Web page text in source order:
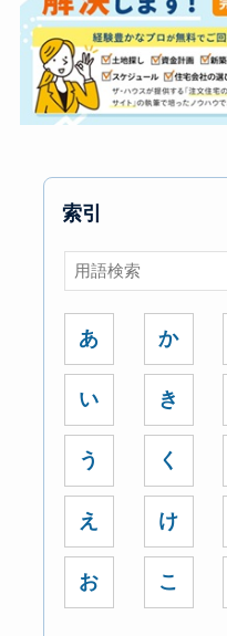
索引
あ
い
う
え
お
か
き
く
け
こ